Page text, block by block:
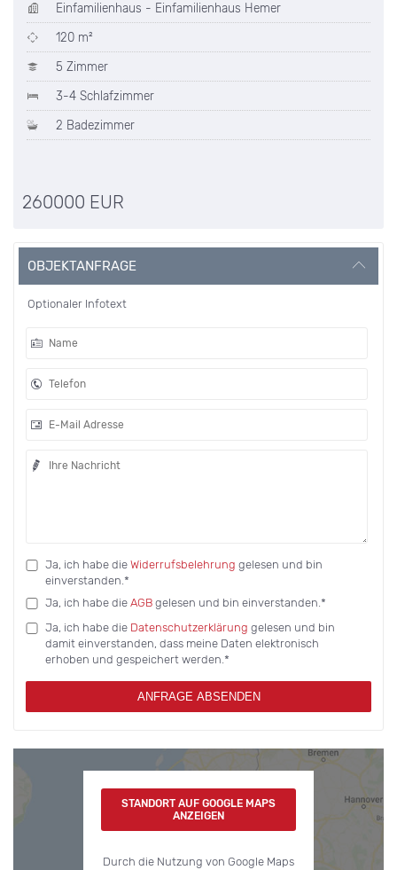
Einfamilienhaus - Einfamilienhaus Hemer
120 m²
5 Zimmer
3-4 Schlafzimmer
2 Badezimmer
260000 EUR
OBJEKTANFRAGE
Optionaler Infotext
Ja, ich habe die Widerrufsbelehrung gelesen und bin
einverstanden.*
Ja, ich habe die AGB gelesen und bin einverstanden.*
Ja, ich habe die Datenschutzerklärung gelesen und bin
damit einverstanden, dass meine Daten elektronisch
erhoben und gespeichert werden.*
ANFRAGE ABSENDEN
STANDORT AUF GOOGLE MAPS
ANZEIGEN
Durch die Nutzung von Google Maps